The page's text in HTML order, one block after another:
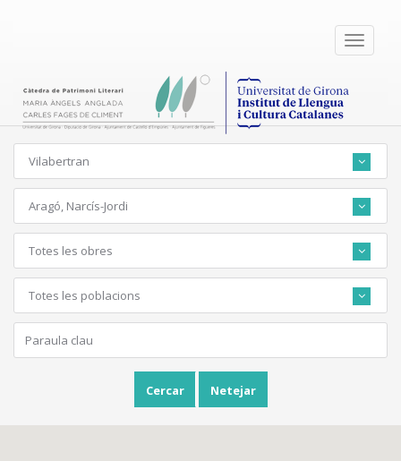
Toggle
Vilabertran
Aragó, Narcís-Jordi
Totes les obres
Totes les poblacions
Cercar Netejar